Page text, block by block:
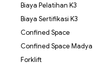
Biaya Pelatihan K3
Biaya Sertifikasi K3
Confined Space
Confined Space Madya
Forklift